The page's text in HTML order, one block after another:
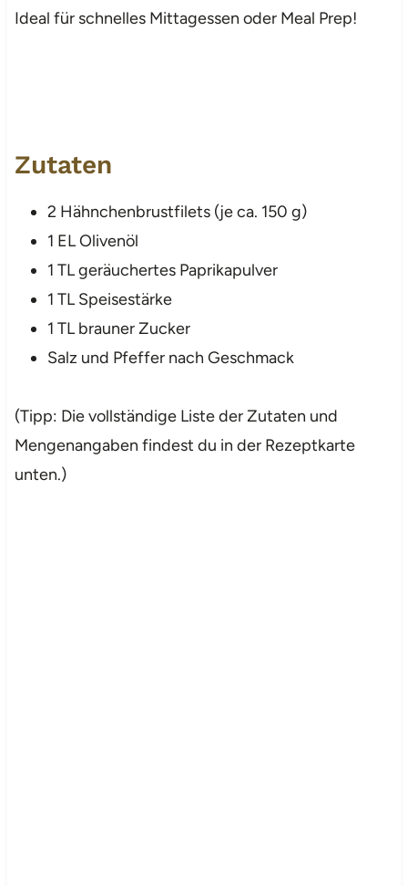
Ideal für schnelles Mittagessen oder Meal Prep!
Zutaten
2 Hähnchenbrustfilets (je ca. 150 g)
1 EL Olivenöl
1 TL geräuchertes Paprikapulver
1 TL Speisestärke
1 TL brauner Zucker
Salz und Pfeffer nach Geschmack
(Tipp: Die vollständige Liste der Zutaten und
Mengenangaben findest du in der Rezeptkarte
unten.)